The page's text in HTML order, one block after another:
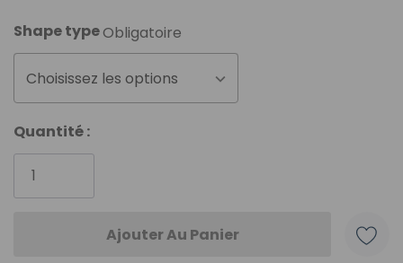
Shape typeObligatoire
Choisissez les options
Stock
actuel
Quantité :